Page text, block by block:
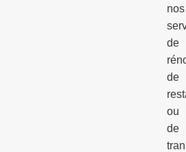
nos
de
de
ou
de